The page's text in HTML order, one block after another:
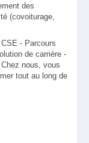
des
(covoiturage,
- Parcours
de carrière -
nous, vous
tout au long de